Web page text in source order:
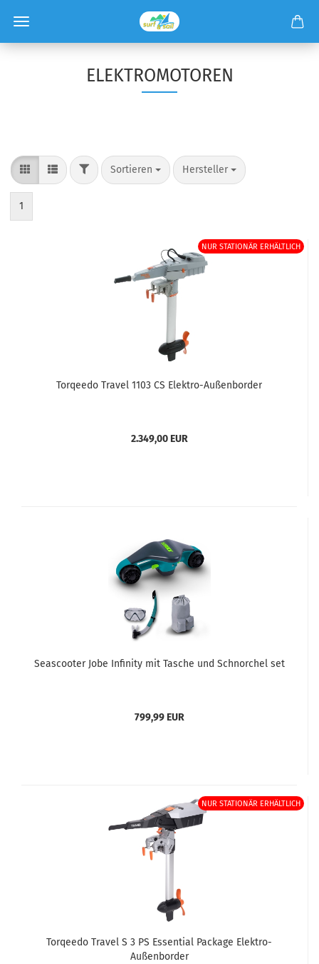
ELEKTROMOTOREN
Sortieren Hersteller
1
NUR STATIONÄR ERHÄLTLICH
Torqeedo Travel 1103 CS Elektro-Außenborder
2.349,00 EUR
Seascooter Jobe Infinity mit Tasche und Schnorchel set
799,99 EUR
NUR STATIONÄR ERHÄLTLICH
Torqeedo Travel S 3 PS Essential Package Elektro-
Außenborder